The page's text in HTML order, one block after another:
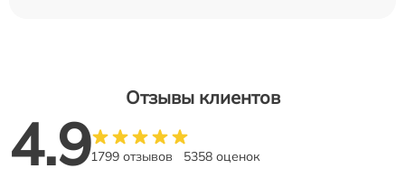
Отзывы клиентов
4.91799 отзывов 5358 оценок